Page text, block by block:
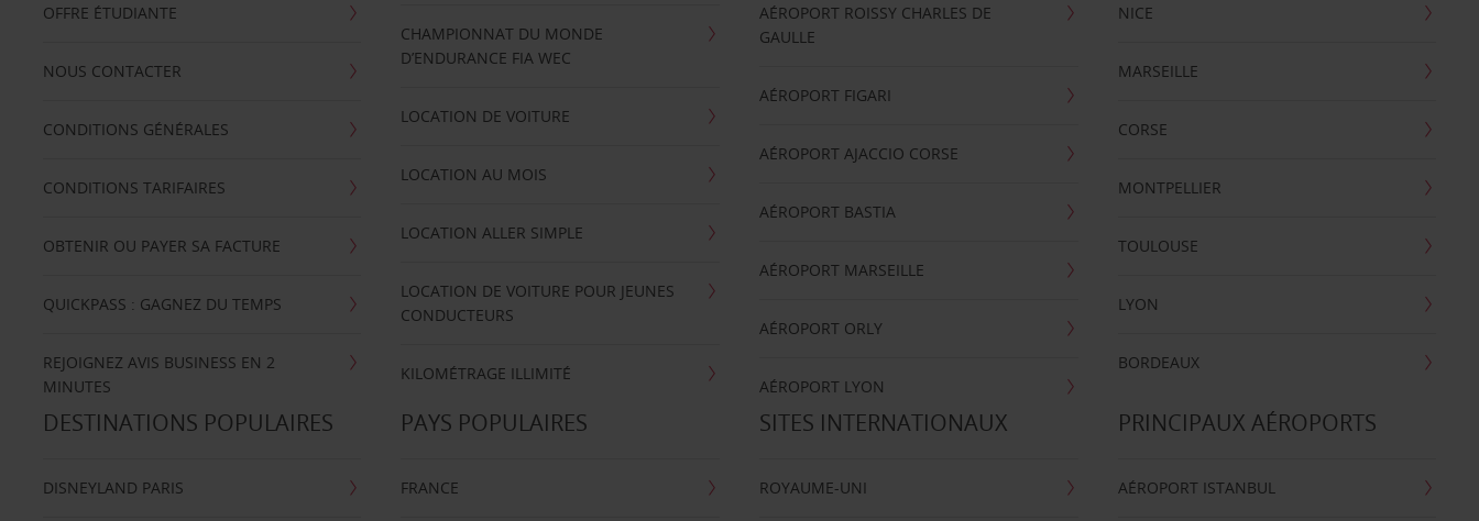
OFFRE ÉTUDIANTE
NOUS CONTACTER
CONDITIONS GÉNÉRALES
CONDITIONS TARIFAIRES
OBTENIR OU PAYER SA FACTURE
QUICKPASS : GAGNEZ DU TEMPS
REJOIGNEZ AVIS BUSINESS EN 2
MINUTES
CHAMPIONNAT DU MONDE
D’ENDURANCE FIA WEC
LOCATION DE VOITURE
LOCATION AU MOIS
LOCATION ALLER SIMPLE
LOCATION DE VOITURE POUR JEUNES
CONDUCTEURS
KILOMÉTRAGE ILLIMITÉ
AÉROPORT ROISSY CHARLES DE
GAULLE
AÉROPORT FIGARI
AÉROPORT AJACCIO CORSE
AÉROPORT BASTIA
AÉROPORT MARSEILLE
AÉROPORT ORLY
AÉROPORT LYON
NICE
MARSEILLE
CORSE
MONTPELLIER
TOULOUSE
LYON
BORDEAUX
DESTINATIONS POPULAIRES
DISNEYLAND PARIS
PAYS POPULAIRES
FRANCE
SITES INTERNATIONAUX
ROYAUME-UNI
PRINCIPAUX AÉROPORTS
AÉROPORT ISTANBUL